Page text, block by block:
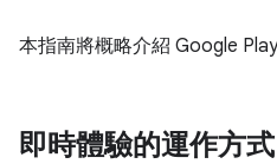
本指南將概略介紹 Google Play
即時體驗的運作方式